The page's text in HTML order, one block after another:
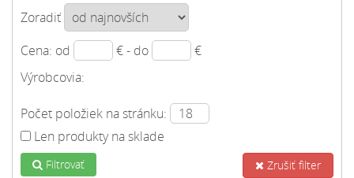
Zoradiť
Cena: od
€ - do
€
Výrobcovia:
Počet položiek na stránku:
Len produkty na sklade
Filtrovať Zrušiť filter